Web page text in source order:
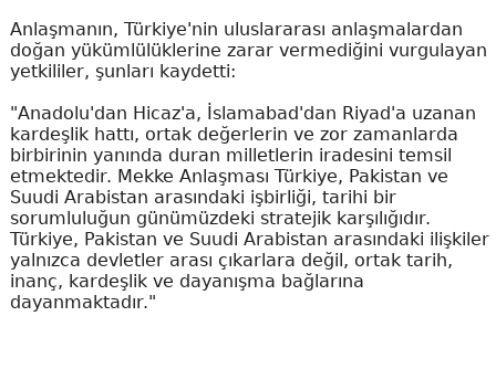
Anlaşmanın, Türkiye'nin uluslararası anlaşmalardan
doğan yükümlülüklerine zarar vermediğini vurgulayan
yetkililer, şunları kaydetti:
"Anadolu'dan Hicaz'a, İslamabad'dan Riyad'a uzanan
kardeşlik hattı, ortak değerlerin ve zor zamanlarda
birbirinin yanında duran milletlerin iradesini temsil
etmektedir. Mekke Anlaşması Türkiye, Pakistan ve
Suudi Arabistan arasındaki işbirliği, tarihi bir
sorumluluğun günümüzdeki stratejik karşılığıdır.
Türkiye, Pakistan ve Suudi Arabistan arasındaki ilişkiler
yalnızca devletler arası çıkarlara değil, ortak tarih,
inanç, kardeşlik ve dayanışma bağlarına
dayanmaktadır."